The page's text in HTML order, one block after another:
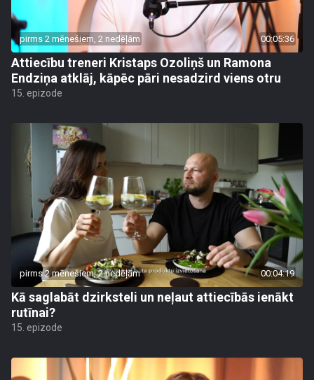
pirms 2 mēnešiem, 2 nedēļām 00:05:36
Attiecību treneri Kristaps Ozoliņš un Ramona
Endziņa atklāj, kāpēc pāri nesadzird viens otru
15. epizode
pirms 2 mēnešiem, 2 nedēļām 00:04:19
Kā saglabāt dzirksteli un neļaut attiecībās ienākt
rutīnai?
15. epizode